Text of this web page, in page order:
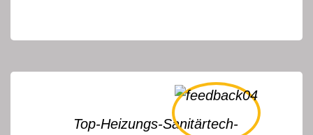
Top-Heizungs-Sanitärtech-